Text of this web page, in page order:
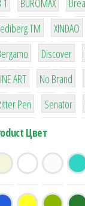
1 BUROMAX
3
ТМ
3
XINDAO
26 64
Discover
4
ART
90
No Brand
22
Pen
15
Senator
Цвет